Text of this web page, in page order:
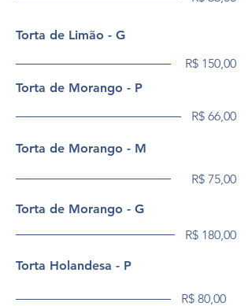
Torta de Limão - G
R$ 150,00
Torta de Morango - P
R$ 66,00
Torta de Morango - M
R$ 75,00
Torta de Morango - G
R$ 180,00
Torta Holandesa - P
R$ 80,00